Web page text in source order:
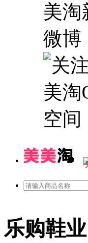
乐购鞋业